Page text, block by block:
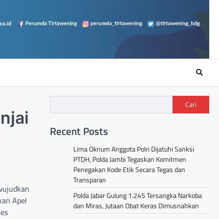
Apel
Cari
Recent Posts
Lima Oknum Anggota Polri Dijatuhi Sanksi
PTDH, Polda Jambi Tegaskan Komitmen
Penegakan Kode Etik Secara Tegas dan
Transparan
Polda Jabar Gulung 1.245 Tersangka Narkoba
dan Miras, Jutaan Obat Keras Dimusnahkan